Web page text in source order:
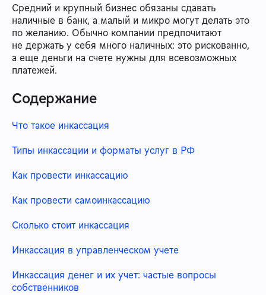
Средний и крупный бизнес обязаны сдавать
наличные в банк, а малый и микро могут делать это
по желанию. Обычно компании предпочитают
не держать у себя много наличных: это рискованно,
а еще деньги на счете нужны для всевозможных
платежей.
Содержание
Что такое инкассация
Типы инкассации и форматы услуг в РФ
Как провести инкассацию
Как провести самоинкассацию
Сколько стоит инкассация
Инкассация в управленческом учете
Инкассация денег и их учет: частые вопросы
собственников